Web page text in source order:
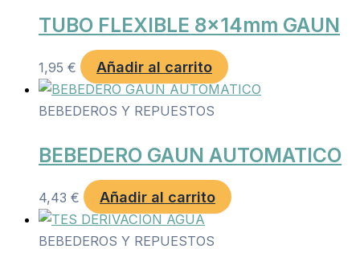
TUBO FLEXIBLE 8x14mm GAUN
1,95 € Añadir al carrito
BEBEDEROS Y REPUESTOS
BEBEDERO GAUN AUTOMATICO
4,43 € Añadir al carrito
BEBEDEROS Y REPUESTOS